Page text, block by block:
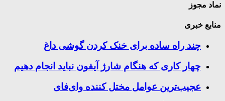
نماد مجوز
منابع خبری
چند راه‌ ساده برای خنک کردن گوشی داغ
چهار کاری که هنگام شارژ آیفون نباید انجام دهیم
عجیب‌ترین عوامل مختل کننده وای‌فای